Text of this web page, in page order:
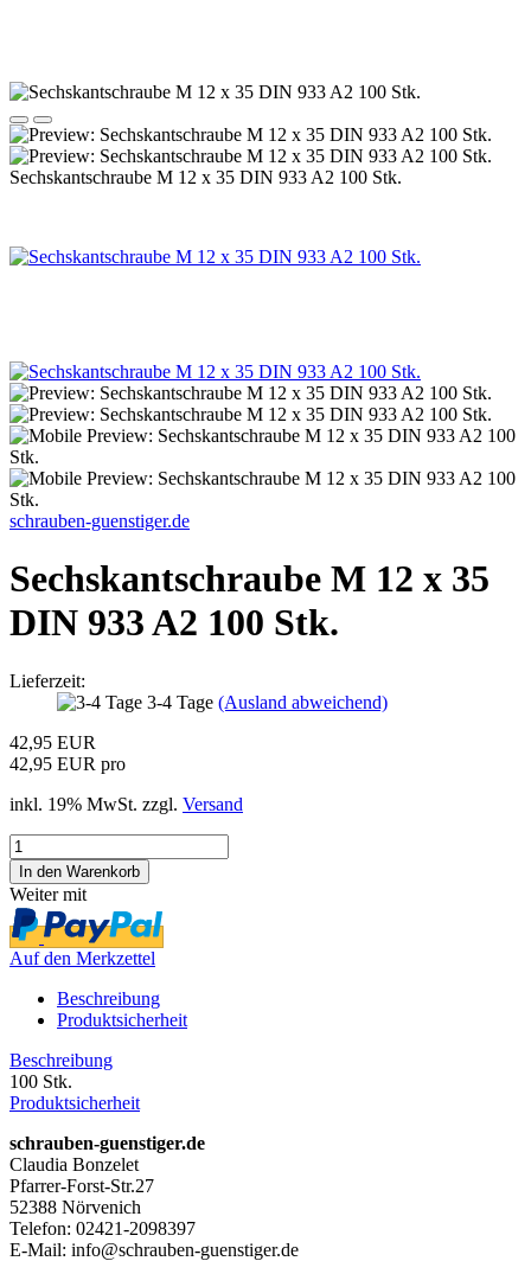
Sechskantschraube M 12 x 35 DIN 933 A2 100 Stk.
schrauben-guenstiger.de
Sechskantschraube M 12 x 35
DIN 933 A2 100 Stk.
Lieferzeit:
3-4 Tage (Ausland abweichend)
42,95 EUR
42,95 EUR pro
inkl. 19% MwSt. zzgl. Versand
Weiter mit
Auf den Merkzettel
Beschreibung
Produktsicherheit
Beschreibung
100 Stk.
Produktsicherheit
schrauben-guenstiger.de
Claudia Bonzelet
Pfarrer-Forst-Str.27
52388 Nörvenich
Telefon: 02421-2098397
E-Mail: info@schrauben-guenstiger.de